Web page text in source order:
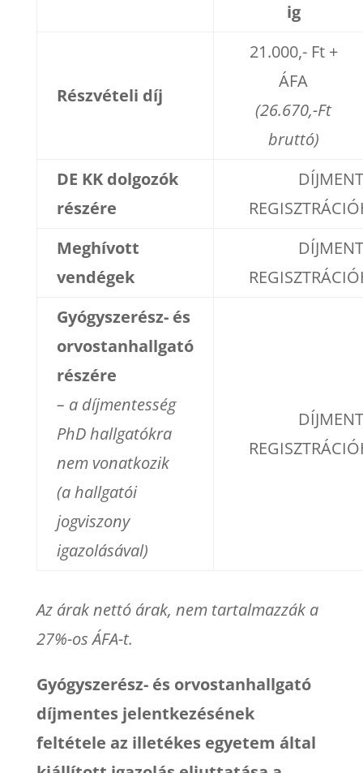
ig
Részvételi díj
21.000,- Ft +
ÁFA
(26.670,-Ft
bruttó)
DE KK dolgozók
részére
Meghívott
vendégek
Gyógyszerész- és
orvostanhallgató
részére
– a díjmentesség
PhD hallgatókra
nem vonatkozik
(a hallgatói
jogviszony
igazolásával)
Az árak nettó árak, nem tartalmazzák a
27%-os ÁFA-t.
Gyógyszerész- és orvostanhallgató
díjmentes jelentkezésének
feltétele az illetékes egyetem által